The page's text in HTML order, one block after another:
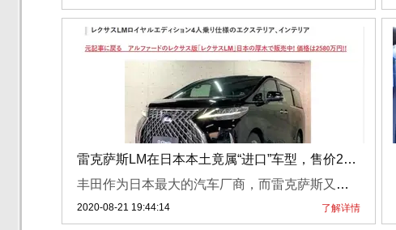
雷克萨斯LM在日本本土竟属“进口”车型，售价2580万日元
丰田作为日本最大的汽车厂商，而雷克萨斯又是品牌旗下的高端品牌，意味着雷克萨斯就是一个日本本土品牌。但在日前，有消息显示雷克萨斯品牌下的最新旗舰车型LM在日本却成为“进口”车型。
2020-08-21 19:44:14 了解详情